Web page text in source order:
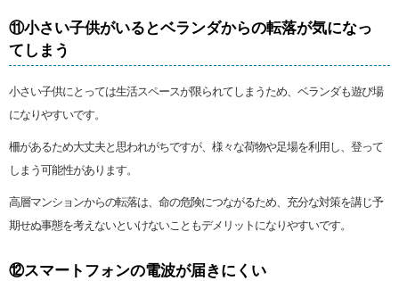
⑪小さい子供がいるとベランダからの転落が気になっ
てしまう
小さい子供にとっては生活スペースが限られてしまうため、ベランダも遊び場
になりやすいです。
柵があるため大丈夫と思われがちですが、様々な荷物や足場を利用し、登って
しまう可能性があります。
高層マンションからの転落は、命の危険につながるため、充分な対策を講じ予
期せぬ事態を考えないといけないこともデメリットになりやすいです。
⑫スマートフォンの電波が届きにくい